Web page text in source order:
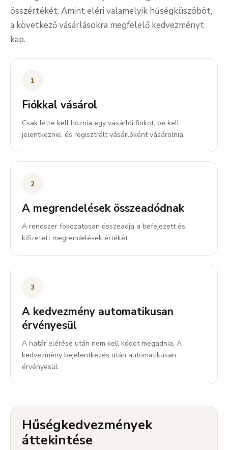
összértékét. Amint eléri valamelyik hűségküszöböt,
a következő vásárlásokra megfelelő kedvezményt
kap.
1
Fiókkal vásárol
Csak létre kell hoznia egy vásárlói fiókot, be kell
jelentkeznie, és regisztrált vásárlóként vásárolnia.
2
A megrendelések összeadódnak
A rendszer fokozatosan összeadja a befejezett és
kifizetett megrendelések értékét.
3
A kedvezmény automatikusan
érvényesül
A határ elérése után nem kell kódot megadnia. A
kedvezmény bejelentkezés után automatikusan
érvényesül.
Hűségkedvezmények
áttekintése